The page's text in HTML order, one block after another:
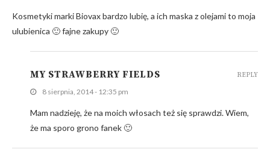
Kosmetyki marki Biovax bardzo lubię, a ich maska z olejami to moja
ulubienica 🙂 fajne zakupy 🙂
MY STRAWBERRY FIELDS
8 sierpnia, 2014 - 12:35 pm
Mam nadzieję, że na moich włosach też się sprawdzi. Wiem,
że ma sporo grono fanek 🙂
REPLY